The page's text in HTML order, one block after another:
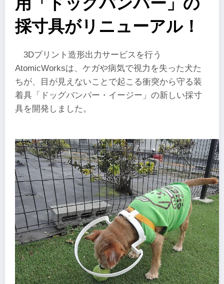
採寸具がリニューアル！
3Dプリント造形出力サービスを行う
AtomicWorksは、ケガや病気で視力を失った犬た
ちが、目が見えないことで起こる衝突から守る装
着具「ドッグバンパー・イージー」の新しい採寸
具を開発しました。